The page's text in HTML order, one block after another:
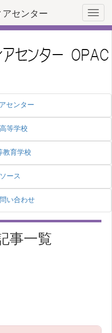
センター
センター
等学校
教育学校
ース
い合わせ
事一覧